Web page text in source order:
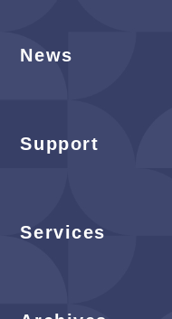
News
Support
Services